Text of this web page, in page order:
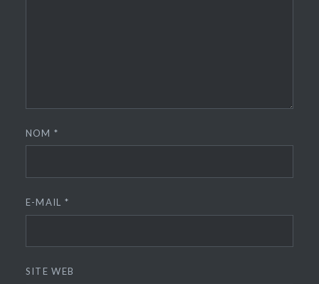
NOM*
E-MAIL *
SITE WEB